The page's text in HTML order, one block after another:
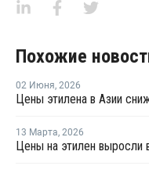
Похожие
02 Июня, 2026
Цены этилена в Азии
13 Марта, 2026